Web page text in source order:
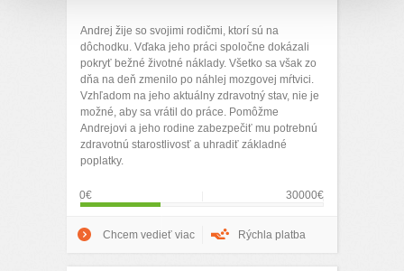
Andrej žije so svojimi rodičmi, ktorí sú na
dôchodku. Vďaka jeho práci spoločne dokázali
pokryť bežné životné náklady. Všetko sa však zo
dňa na deň zmenilo po náhlej mozgovej mŕtvici.
Vzhľadom na jeho aktuálny zdravotný stav, nie je
možné, aby sa vrátil do práce. Pomôžme
Andrejovi a jeho rodine zabezpečiť mu potrebnú
zdravotnú starostlivosť a uhradiť základné
poplatky.
0€ 30000€
Chcem vedieť viac Rýchla platba